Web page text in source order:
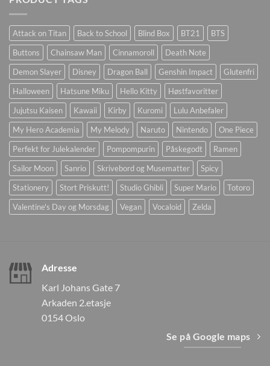
Attack on Titan Back to School Blind Box BT21
BTS
Buttons
Chainsaw Man Cinnamoroll
Death Note
Demon Slayer
Disney Dragon Ball Genshin Impact
Glutenfri
Halloween
Hatsune Miku Hello Kitty
Høstfavoritter
Jujutsu Kaisen
Kawaii Kirby Kuromi
Lulu Anbefaler
My Hero Academia
My Melody Naruto Nintendo
One Piece
Perfekt for Julekalender
Pompompurin Påskegodt
Ramen
Sailor Moon
Sanrio Skrivebord og Musematter
Spicy
Stationery
Stort Priskutt! Studio Ghibli Super Mario
Totoro
Valentine's Day og Morsdag
Vegan Vocaloid Zelda
Adresse
Karl Johans Gate 7
Arkaden 2.etasje
0154 Oslo
Se på Google maps